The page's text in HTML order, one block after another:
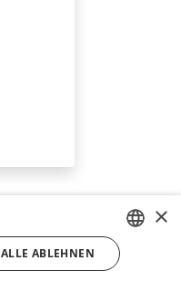
GERMAN
×
ALLE ABLEHNEN